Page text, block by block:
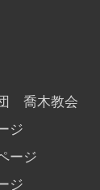
喬木教会
ジ
ージ
ジ